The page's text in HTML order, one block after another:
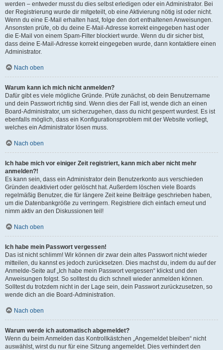
werden – entweder musst du dies selbst erledigen oder ein Administrator. Bei
der Registrierung wurde dir mitgeteilt, ob eine Aktivierung nötig ist oder nicht.
Wenn du eine E-Mail erhalten hast, folge den dort enthaltenen Anweisungen.
Ansonsten prüfe, ob du deine E-Mail-Adresse korrekt eingegeben hast oder
die E-Mail von einem Spam-Filter blockiert wurde. Wenn du dir sicher bist,
dass deine E-Mail-Adresse korrekt eingegeben wurde, dann kontaktiere einen
Administrator.
Nach oben
Warum kann ich mich nicht anmelden?
Dafür gibt es viele mögliche Gründe. Prüfe zunächst, ob dein Benutzername
und dein Passwort richtig sind. Wenn dies der Fall ist, wende dich an einen
Board-Administrator, um sicherzugehen, dass du nicht gesperrt wurdest. Es ist
ebenfalls möglich, dass ein Konfigurationsproblem mit der Website vorliegt,
welches ein Administrator lösen muss.
Nach oben
Ich habe mich vor einiger Zeit registriert, kann mich aber nicht mehr
anmelden?!
Es kann sein, dass ein Administrator dein Benutzerkonto aus verschieden
Gründen deaktiviert oder gelöscht hat. Außerdem löschen viele Boards
regelmäßig Benutzer, die für längere Zeit keine Beiträge geschrieben haben,
um die Datenbankgröße zu verringern. Registriere dich einfach erneut und
nimm aktiv an den Diskussionen teil!
Nach oben
Ich habe mein Passwort vergessen!
Das ist nicht schlimm! Wir können dir zwar dein altes Passwort nicht wieder
mitteilen, du kannst es jedoch zurücksetzen. Dies machst du, indem du auf der
Anmelde-Seite auf „Ich habe mein Passwort vergessen“ klickst und den
Anweisungen folgst. So solltest du dich schnell wieder anmelden können.
Solltest du trotzdem nicht in der Lage sein, dein Passwort zurückzusetzen, so
wende dich an die Board-Administration.
Nach oben
Warum werde ich automatisch abgemeldet?
Wenn du beim Anmelden das Kontrollkästchen „Angemeldet bleiben“ nicht
auswählst, wirst du nur für eine Sitzung angemeldet. Dies verhindert den